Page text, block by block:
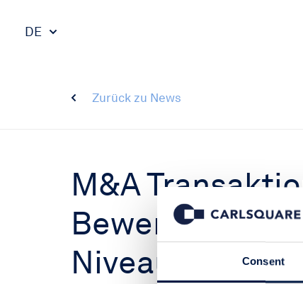
Consent
DE
Zurück zu News
M&A
Bewertungen
Niveau